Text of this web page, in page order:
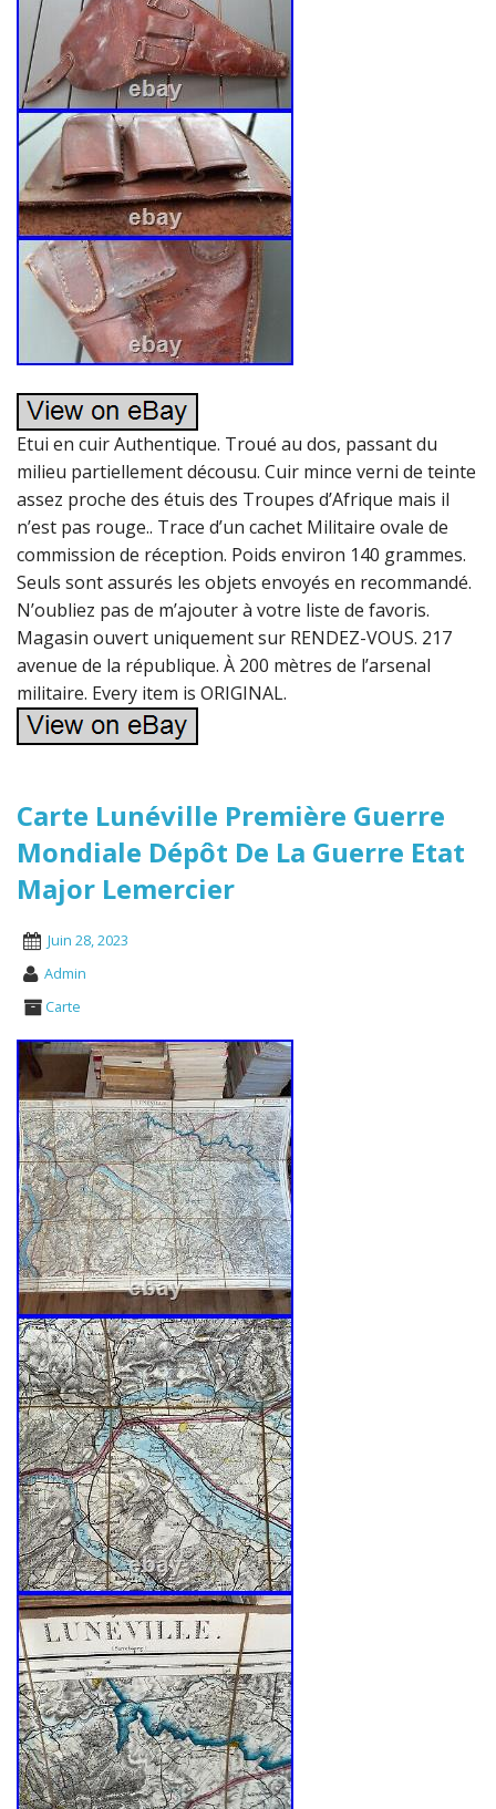
Etui en cuir Authentique. Troué au dos, passant du
milieu partiellement décousu. Cuir mince verni de teinte
assez proche des étuis des Troupes d’Afrique mais il
n’est pas rouge.. Trace d’un cachet Militaire ovale de
commission de réception. Poids environ 140 grammes.
Seuls sont assurés les objets envoyés en recommandé.
N’oubliez pas de m’ajouter à votre liste de favoris.
Magasin ouvert uniquement sur RENDEZ-VOUS. 217
avenue de la république. À 200 mètres de l’arsenal
militaire. Every item is ORIGINAL.
Carte Lunéville Première Guerre
Mondiale Dépôt De La Guerre Etat
Major Lemercier
Juin 28, 2023
Admin
Carte